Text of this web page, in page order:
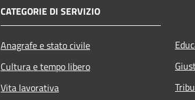
CATEGORIE DI SERVIZIO
Anagrafe e stato civile
Cultura e tempo libero
Vita lavorativa